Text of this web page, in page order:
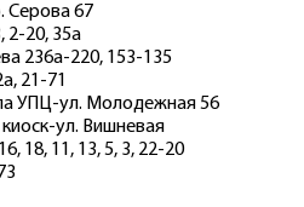
Серова 67
2-20, 35а
236а-220, 153-135
21-71
УПЦ-ул. Молодежная 56
ул. Вишневая
18, 11, 13, 5, 3, 22-20